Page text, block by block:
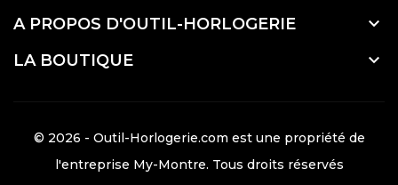
A PROPOS D'OUTIL-HORLOGERIE 
LA BOUTIQUE 
© 2026 - Outil-Horlogerie.com est une propriété de
l'entreprise My-Montre. Tous droits réservés